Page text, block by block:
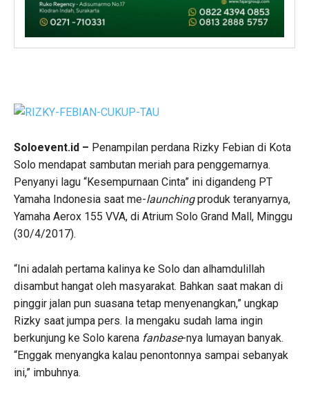
Soloevent.id – Penampilan perdana Rizky Febian di Kota
Solo mendapat sambutan meriah para penggemarnya.
Penyanyi lagu “Kesempurnaan Cinta” ini digandeng PT
Yamaha Indonesia saat me-launchingproduk teranyarnya,
Yamaha Aerox 155 VVA, di Atrium Solo Grand Mall, Minggu
(30/4/2017).
“Ini adalah pertama kalinya ke Solo dan alhamdulillah
disambut hangat oleh masyarakat. Bahkan saat makan di
pinggir jalan pun suasana tetap menyenangkan,” ungkap
Rizky saat jumpa pers. Ia mengaku sudah lama ingin
berkunjung ke Solo karena fanbase-nya lumayan banyak.
“Enggak menyangka kalau penontonnya sampai sebanyak
ini,” imbuhnya.